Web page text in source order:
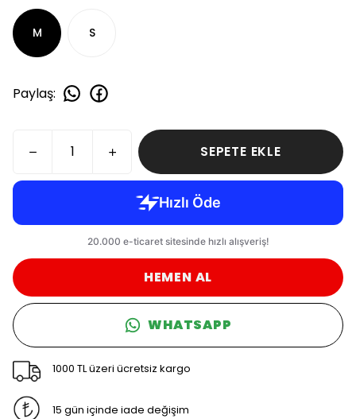
M S
Paylaş:
SEPETE EKLE
HEMEN AL
WHATSAPP
1000 TL üzeri ücretsiz kargo
15 gün içinde iade değişim